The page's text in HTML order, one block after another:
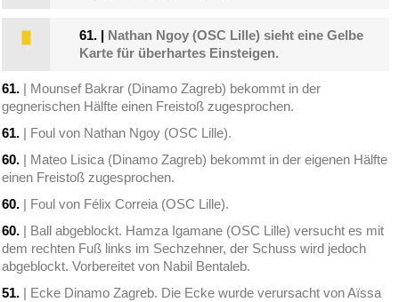
61. | Nathan Ngoy (OSC Lille) sieht eine Gelbe
Karte für überhartes Einsteigen.
61. | Mounsef Bakrar (Dinamo Zagreb) bekommt in der
gegnerischen Hälfte einen Freistoß zugesprochen.
61. | Foul von Nathan Ngoy (OSC Lille).
60. | Mateo Lisica (Dinamo Zagreb) bekommt in der eigenen Hälfte
einen Freistoß zugesprochen.
60. | Foul von Félix Correia (OSC Lille).
60. | Ball abgeblockt. Hamza Igamane (OSC Lille) versucht es mit
dem rechten Fuß links im Sechzehner, der Schuss wird jedoch
abgeblockt. Vorbereitet von Nabil Bentaleb.
51. | Ecke Dinamo Zagreb. Die Ecke wurde verursacht von Aïssa